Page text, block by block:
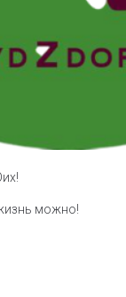
можно!